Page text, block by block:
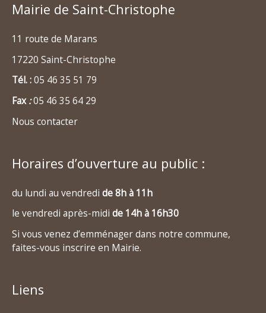
Mairie de Saint-Christophe
11 route de Marans
17220 Saint-Christophe
Tél. :05 46 35 51 79
Fax:05 46 35 64 29
Nous contacter
Horaires d’ouverture au public :
du lundi au vendredi de 8h à 11h
le vendredi après-midi de 14h à 16h30
Si vous venez d’emménager dans notre commune,
faites-vous inscrire en Mairie.
Liens